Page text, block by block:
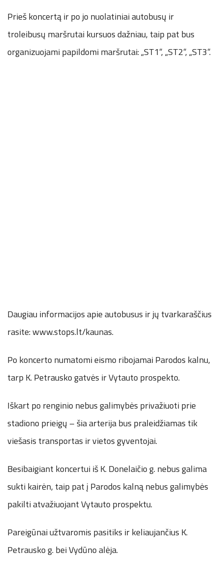
Prieš koncertą ir po jo nuolatiniai autobusų ir
troleibusų maršrutai kursuos dažniau, taip pat bus
organizuojami papildomi maršrutai: „ST1“, „ST2“, „ST3“.
Daugiau informacijos apie autobusus ir jų tvarkaraščius
rasite: www.stops.lt/kaunas.
Po koncerto numatomi eismo ribojamai Parodos kalnu,
tarp K. Petrausko gatvės ir Vytauto prospekto.
Iškart po renginio nebus galimybės privažiuoti prie
stadiono prieigų – šia arterija bus praleidžiamas tik
viešasis transportas ir vietos gyventojai.
Besibaigiant koncertui iš K. Donelaičio g. nebus galima
sukti kairėn, taip pat į Parodos kalną nebus galimybės
pakilti atvažiuojant Vytauto prospektu.
Pareigūnai užtvaromis pasitiks ir keliaujančius K.
Petrausko g. bei Vydūno alėja.